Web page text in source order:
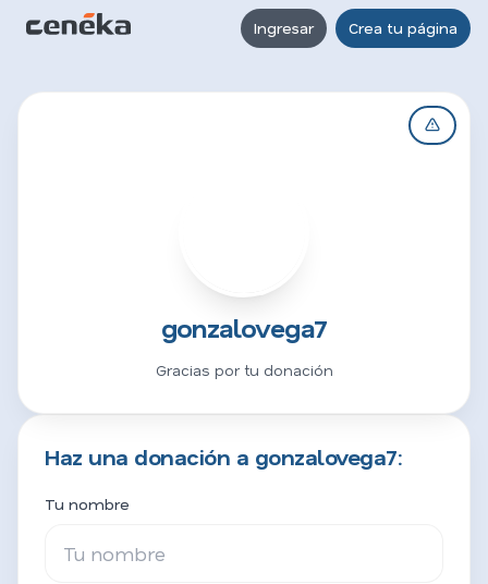
Ingresar Crea tu página
gonzalovega7
Gracias por tu donación
Haz una donación a gonzalovega7:
Tu nombre